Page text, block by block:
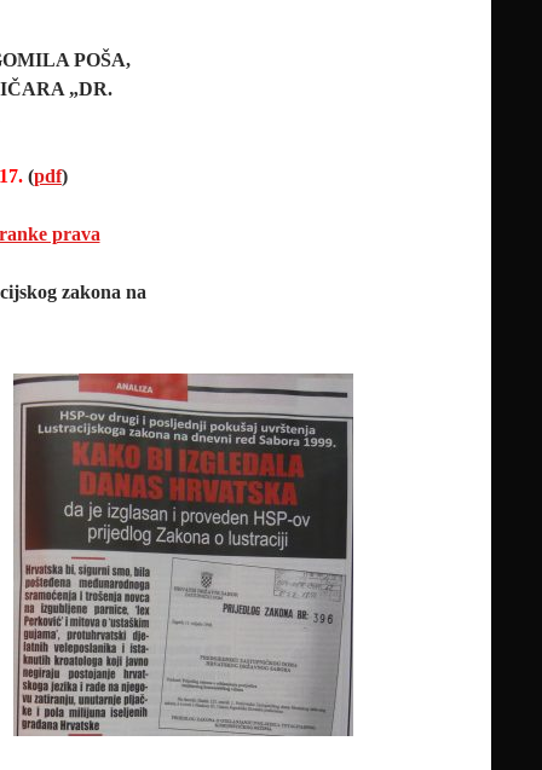
POŠA,
„DR.
(pdf)
prava
zakona na